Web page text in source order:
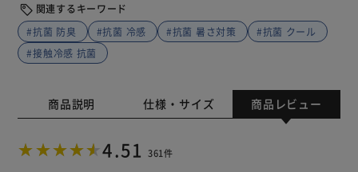
関連するキーワード
#抗菌 防臭
#抗菌 冷感 #抗菌 暑さ対策
#抗菌 クール
#接触冷感 抗菌
商品説明 仕様・サイズ 商品レビュー
4.51 361件